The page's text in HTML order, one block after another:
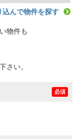
込んで物件を探す
物件も
さい。
必須